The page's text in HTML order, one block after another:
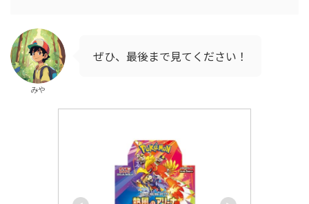
みや
ぜひ、最後まで見てください！